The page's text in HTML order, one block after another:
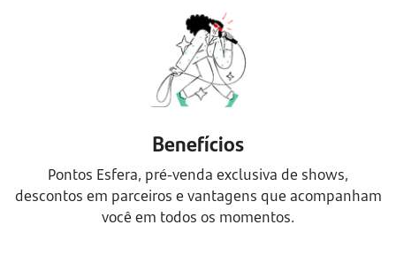
Benefícios
Pontos Esfera, pré-venda exclusiva de shows,
descontos em parceiros e vantagens que acompanham
você em todos os momentos.